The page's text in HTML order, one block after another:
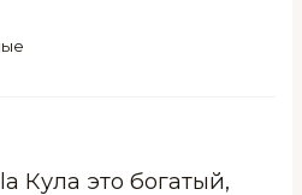
Кула это богатый,